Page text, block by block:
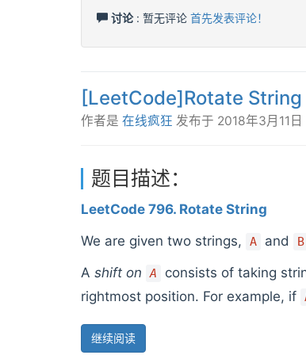
讨论: 暂无评论 首先发表评论！
[LeetCode]Rotate String
作者是 在线疯狂 发布于 2018年3月11日
题目描述：
LeetCode 796. Rotate String
We are given two strings,
A and B
A shift on A consists of taking
rightmost position. For example, if
继续阅读